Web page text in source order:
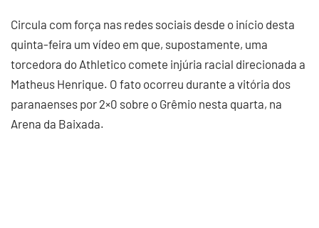
Circula com força nas redes sociais desde o início desta
quinta-feira um vídeo em que, supostamente, uma
torcedora do Athletico comete injúria racial direcionada a
Matheus Henrique. O fato ocorreu durante a vitória dos
paranaenses por 2×0 sobre o Grêmio nesta quarta, na
Arena da Baixada.